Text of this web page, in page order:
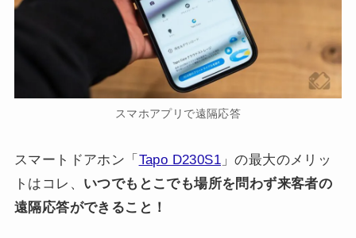
スマホアプリで遠隔応答
スマートドアホン「 Tapo D230S1」の最大のメリッ
トはコレ、 いつでもとこでも場所を問わず来客者の
遠隔応答ができること！